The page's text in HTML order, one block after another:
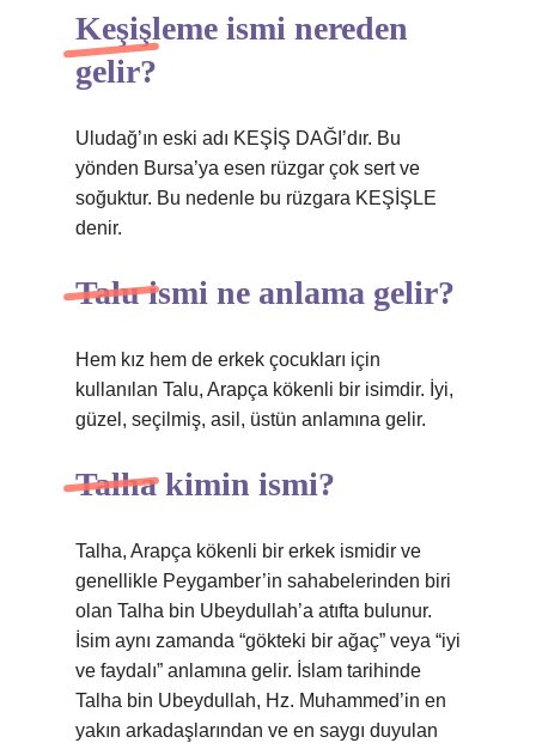
Keşişleme ismi nereden
gelir?
Uludağ’ın eski adı KEŞİŞ DAĞI’dır. Bu
yönden Bursa’ya esen rüzgar çok sert ve
soğuktur. Bu nedenle bu rüzgara KEŞİŞLE
denir.
Talu ismi ne anlama gelir?
Hem kız hem de erkek çocukları için
kullanılan Talu, Arapça kökenli bir isimdir. İyi,
güzel, seçilmiş, asil, üstün anlamına gelir.
Talha kimin ismi?
Talha, Arapça kökenli bir erkek ismidir ve
genellikle Peygamber’in sahabelerinden biri
olan Talha bin Ubeydullah’a atıfta bulunur.
İsim aynı zamanda “gökteki bir ağaç” veya “iyi
ve faydalı” anlamına gelir. İslam tarihinde
Talha bin Ubeydullah, Hz. Muhammed’in en
yakın arkadaşlarından ve en saygı duyulan